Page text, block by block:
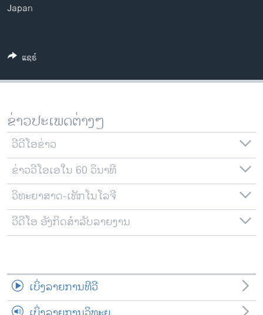
ວີດີໂອ
ລາຍການກະຈາຍສຽງ
ຕິດຕາມພວກເຮົາ ທີ່
ພາສາຕ່າງໆ
Japan
ແຊຣ໌
ຂ່າວປະເພດຕ່າງໆ
ວີດີໂອຂ່າວ
ຂ່າວວີໂອເອໃນ 60 ວິນາທີ
ວິທະຍາສາດ-ເທັກໂນໂລຈີ
ວີດີໂອ ອັງກິດສຳລັບລາຍງານ
ເບິ່ງລາຍການທີວີ